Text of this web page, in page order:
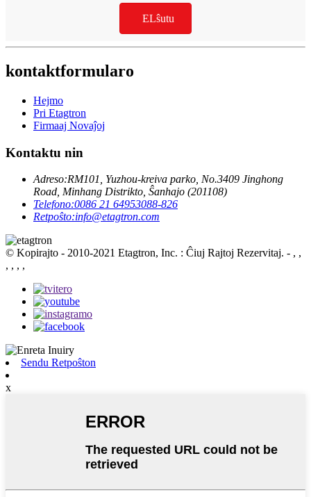
ELŝutu
kontaktformularo
Hejmo
Pri Etagtron
Firmaaj Novaĵoj
Kontaktu nin
Adreso:RM101, Yuzhou-kreiva parko, No.3409 Jinghong
Road, Minhang Distrikto, Ŝanhajo (201108)
Telefono:0086 21 64953088-826
Retpoŝto:info@etagtron.com
© Kopirajto - 2010-2021 Etagtron, Inc. : Ĉiuj Rajtoj Rezervitaj. - , ,
, , , ,
Sendu Retpoŝton
x